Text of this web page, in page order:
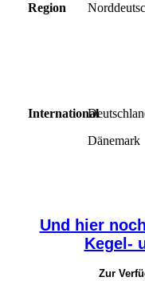
Region
International
Dänemark
Und hier
Kegel-
Zur